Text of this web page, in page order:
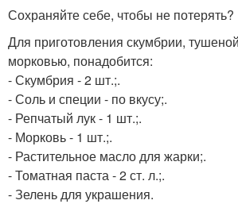
Сохраняйте себе, чтобы не потерять?
Для приготовления скумбрии,
морковью, понадобится:
- Скумбрия - 2 шт.;.
- Соль и специи - по вкусу;.
- Репчатый лук - 1 шт.;.
- Морковь - 1 шт.;.
- Растительное масло для жарки;.
- Томатная паста - 2 ст. л.;.
- Зелень для украшения.